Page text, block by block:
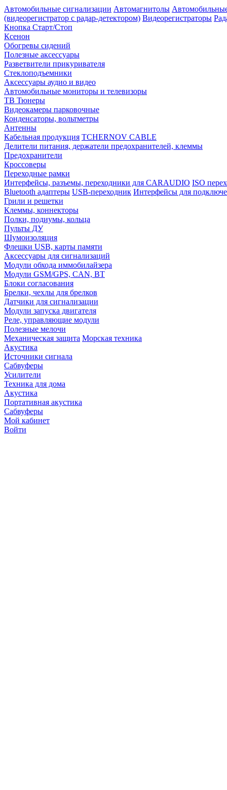
Автомобильные сигнализации Автомагнитолы
(видеорегистратор с радар-детектором) Видеорегистраторы
Кнопка Старт/Стоп
Ксенон
Обогревы сидений
Полезные аксессуары
Разветвители прикуривателя
Стеклоподъемники
Аксессуары аудио и видео
Автомобильные мониторы и телевизоры
ТВ Тюнеры
Видеокамеры парковочные
Конденсаторы, вольтметры
Антенны
Кабельная продукция TCHERNOV CABLE
Делители питания, держатели предохранителей, клеммы
Предохранители
Кроссоверы
Переходные рамки
Интерфейсы, разъемы, переходники для CARAUDIO ISO
Bluetooth адаптеры USB-переходник Интерфейсы для
Грили и решетки
Клеммы, коннекторы
Полки, подиумы, кольца
Пульты ДУ
Шумоизоляция
Флешки USB, карты памяти
Аксессуары для сигнализаций
Модули обхода иммобилайзера
Модули GSM/GPS, CAN, BT
Блоки согласования
Брелки, чехлы для брелков
Датчики для сигнализации
Модули запуска двигателя
Реле, управляющие модули
Полезные мелочи
Механическая защита Морская техника
Акустика
Источники сигнала
Сабвуферы
Усилители
Техника для дома
Акустика
Портативная акустика
Сабвуферы
Мой кабинет
Войти